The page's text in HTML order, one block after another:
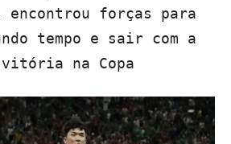
encontrou forças para
tempo e sair com a
na Copa